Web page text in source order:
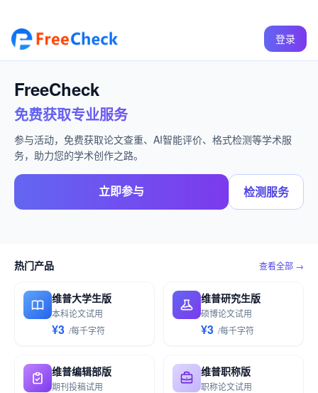
登录
FreeCheck
免费获取专业服务
参与活动，免费获取论文查重、AI智能评价、格式检测等学术服
务，助力您的学术创作之路。
立即参与 检测服务
热门产品 查看全部 →
维普大学生版
本科论文试用
¥3 /每千字符
维普研究生版
硕博论文试用
¥3 /每千字符
维普编辑部版
期刊投稿试用
维普职称版
职称论文试用